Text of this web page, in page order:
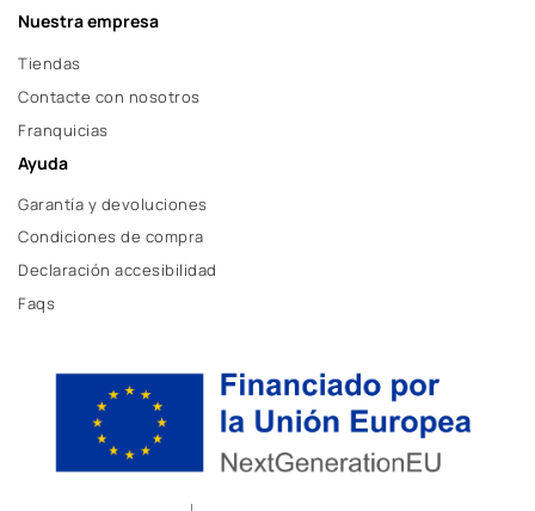
Nuestra empresa
Tiendas
Contacte con nosotros
Franquicias
Ayuda
Garantía y devoluciones
Condiciones de compra
Declaración accesibilidad
Faqs